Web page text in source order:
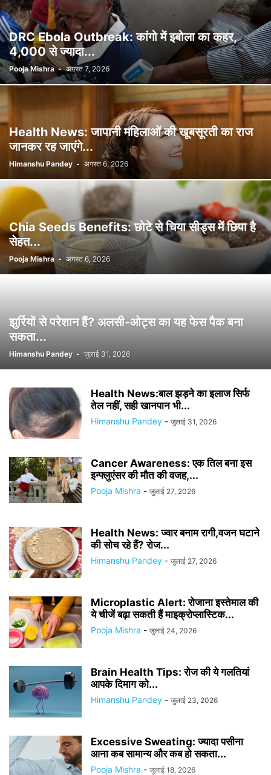
DRC Ebola Outbreak: कांगो में इबोला का कहर,
4,000 से ज्यादा...
Pooja Mishra - अगस्त 7, 2026
Health News: जापानी महिलाओं की खूबसूरती का राज
जानकर रह जाएंगे...
Himanshu Pandey - अगस्त 6, 2026
Chia Seeds Benefits: छोटे से चिया सीड्स में छिपा है
सेहत...
Pooja Mishra - अगस्त 6, 2026
झुर्रियों से परेशान हैं? अलसी-ओट्स का यह फेस पैक बना
सकता...
Himanshu Pandey - जुलाई 31, 2026
Health News:बाल झड़ने का इलाज सिर्फ
तेल नहीं, सही खानपान भी...
Himanshu Pandey - जुलाई 31, 2026
Cancer Awareness: एक तिल बना इस
इन्फ्लुएंसर की मौत की वजह,...
Pooja Mishra - जुलाई 27, 2026
Health News: ज्वार बनाम रागी,वजन घटाने
की सोच रहे हैं? रोज...
Himanshu Pandey - जुलाई 27, 2026
Microplastic Alert: रोजाना इस्तेमाल की
ये चीजें बढ़ा सकती हैं माइक्रोप्लास्टिक...
Pooja Mishra - जुलाई 24, 2026
Brain Health Tips: रोज की ये गलतियां
आपके दिमाग को...
Himanshu Pandey - जुलाई 23, 2026
Excessive Sweating: ज्यादा पसीना
आना कब सामान्य और कब हो सकता...
Pooja Mishra - जुलाई 18, 2026